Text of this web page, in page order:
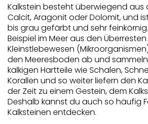
Kalkstein besteht überwiegend aus
Calcit, Aragonit oder Dolomit, und
bis grau gefärbt und sehr
Beispiel im Meer aus den
Kleinstlebewesen
den Meeresboden ab und
kalkigen Hartteile wie Schalen,
Korallen und so weiter liefern den
der Zeit zu einem Gestein, dem
Deshalb kannst du auch so häufig
Kalksteinen entdecken.